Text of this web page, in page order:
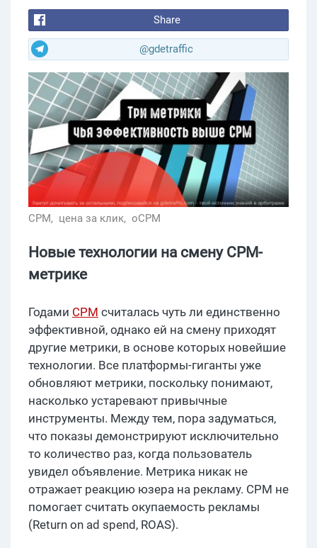
Share
@gdetraffic
CPM, цена за клик, oCPM
Новые технологии на смену CPM-
метрике
Годами CPM считалась чуть ли единственно
эффективной, однако ей на смену приходят
другие метрики, в основе которых новейшие
технологии. Все платформы-гиганты уже
обновляют метрики, поскольку понимают,
насколько устаревают привычные
инструменты. Между тем, пора задуматься,
что показы демонстрируют исключительно
то количество раз, когда пользователь
увидел объявление. Метрика никак не
отражает реакцию юзера на рекламу. CPM не
помогает считать окупаемость рекламы
(Return on ad spend, ROAS).